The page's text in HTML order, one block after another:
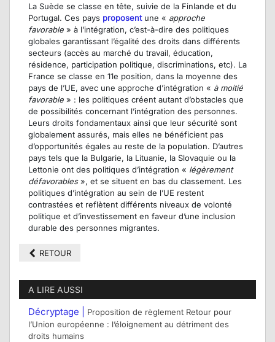
La Suède se classe en tête, suivie de la Finlande et du
Portugal. Ces pays proposentune « approche
favorable » à l’intégration, c’est-à-dire des politiques
globales garantissant l’égalité des droits dans différents
secteurs (accès au marché du travail, éducation,
résidence, participation politique, discriminations, etc). La
France se classe en 11e position, dans la moyenne des
pays de l’UE, avec une approche d’intégration « à moitié
favorable » : les politiques créent autant d’obstacles que
de possibilités concernant l’intégration des personnes.
Leurs droits fondamentaux ainsi que leur sécurité sont
globalement assurés, mais elles ne bénéficient pas
d’opportunités égales au reste de la population. D’autres
pays tels que la Bulgarie, la Lituanie, la Slovaquie ou la
Lettonie ont des politiques d’intégration « légèrement
défavorables», et se situent en bas du classement. Les
politiques d’intégration au sein de l’UE restent
contrastées et reflètent différents niveaux de volonté
politique et d’investissement en faveur d’une inclusion
durable des personnes migrantes.
RETOUR
A LIRE AUSSI
Décryptage |
Proposition de règlement Retour pour
l’Union européenne : l’éloignement au détriment des
droits humains